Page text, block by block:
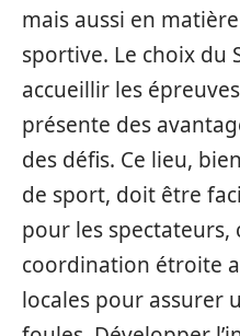
mais aussi en
sportive. Le choix du
accueillir les
présente des
des défis. Ce lieu,
de sport, doit être
pour les spectateurs,
coordination étroite
locales pour assurer